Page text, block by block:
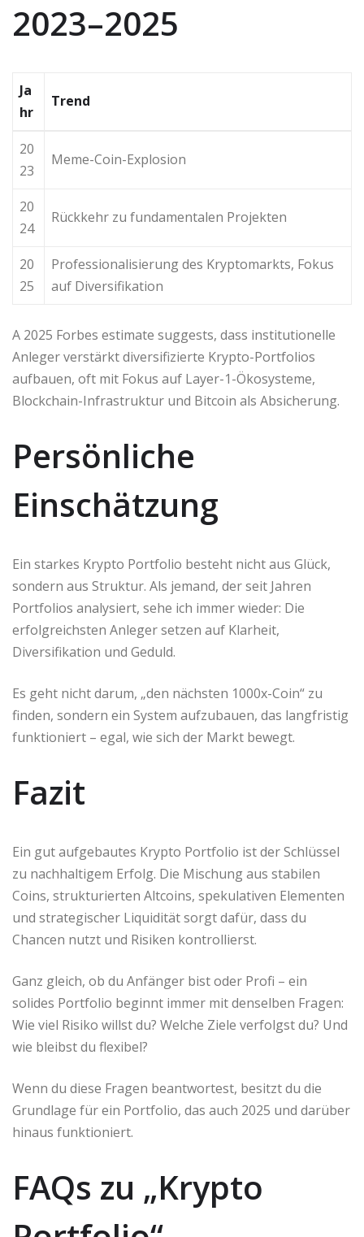
2023–2025
Ja
hr
Trend
20
23
Meme-Coin-Explosion
20
24
Rückkehr zu fundamentalen Projekten
20
25
Professionalisierung des Kryptomarkts, Fokus
auf Diversifikation
A 2025 Forbes estimate suggests, dass institutionelle
Anleger verstärkt diversifizierte Krypto-Portfolios
aufbauen, oft mit Fokus auf Layer-1-Ökosysteme,
Blockchain-Infrastruktur und Bitcoin als Absicherung.
Persönliche
Einschätzung
Ein starkes Krypto Portfolio besteht nicht aus Glück,
sondern aus Struktur. Als jemand, der seit Jahren
Portfolios analysiert, sehe ich immer wieder: Die
erfolgreichsten Anleger setzen auf Klarheit,
Diversifikation und Geduld.
Es geht nicht darum, „den nächsten 1000x-Coin“ zu
finden, sondern ein System aufzubauen, das langfristig
funktioniert – egal, wie sich der Markt bewegt.
Fazit
Ein gut aufgebautes Krypto Portfolio ist der Schlüssel
zu nachhaltigem Erfolg. Die Mischung aus stabilen
Coins, strukturierten Altcoins, spekulativen Elementen
und strategischer Liquidität sorgt dafür, dass du
Chancen nutzt und Risiken kontrollierst.
Ganz gleich, ob du Anfänger bist oder Profi – ein
solides Portfolio beginnt immer mit denselben Fragen:
Wie viel Risiko willst du? Welche Ziele verfolgst du? Und
wie bleibst du flexibel?
Wenn du diese Fragen beantwortest, besitzt du die
Grundlage für ein Portfolio, das auch 2025 und darüber
hinaus funktioniert.
FAQs zu „Krypto